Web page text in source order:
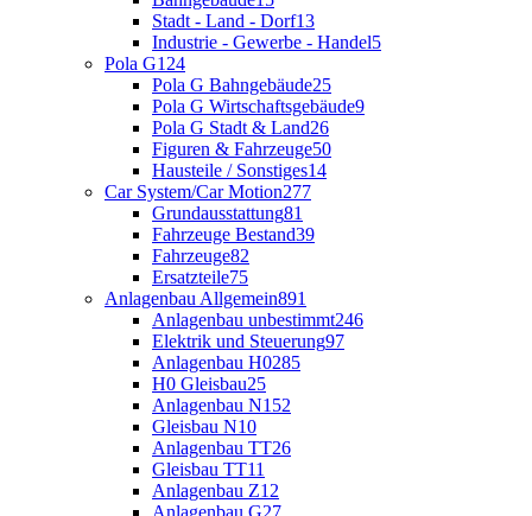
Stadt - Land - Dorf13
Industrie - Gewerbe - Handel5
Pola G124
Pola G Bahngebäude25
Pola G Wirtschaftsgebäude9
Pola G Stadt & Land26
Figuren & Fahrzeuge50
Hausteile / Sonstiges14
Car System/Car Motion277
Grundausstattung81
Fahrzeuge Bestand39
Fahrzeuge82
Ersatzteile75
Anlagenbau Allgemein891
Anlagenbau unbestimmt246
Elektrik und Steuerung97
Anlagenbau H0285
H0 Gleisbau25
Anlagenbau N152
Gleisbau N10
Anlagenbau TT26
Gleisbau TT11
Anlagenbau Z12